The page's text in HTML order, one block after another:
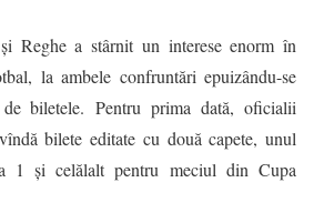
Reghe a stârnit un interese enorm în
la ambele confruntări epuizându-se
biletele. Pentru prima dată, oficialii
bilete editate cu două capete, unul
1 şi celălalt pentru meciul din Cupa